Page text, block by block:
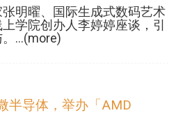
明曜、国际生成式数码艺术
学院创办人李婷婷座谈，引
...(more)
半导体，举办「AMD